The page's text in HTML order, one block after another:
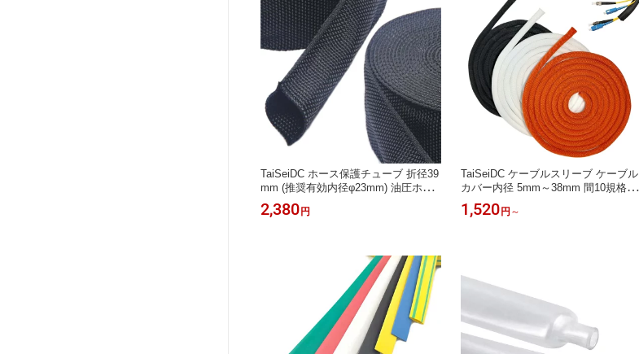
TaiSeiDC ホース保護チューブ 折径39
mm (推奨有効内径φ23mm) 油圧ホー
ス用保護チューブ ホース破損時の飛
散低減対策 長さ2M 黒
2,380 円
TaiSeiDC ケーブルスリーブ ケーブル
カバー内径 5mm～38mm 間10規格選
択 配線保護チューブ ツイストチュー
ブ PE織布製 セルフラップスリーブ
1,520 円 ～